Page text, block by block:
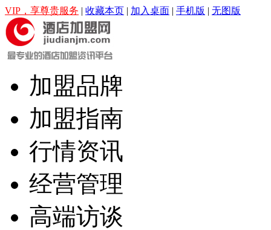
VIP，享尊贵服务 | 收藏本页 | 加入桌面 | 手机版 | 无图版
加盟品牌
加盟指南
行情资讯
经营管理
高端访谈